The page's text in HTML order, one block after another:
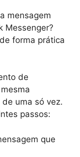
mensagem
Messenger?
forma prática
de
uma só vez.
passos:
que